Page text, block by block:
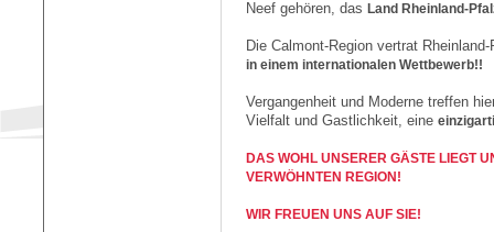
Neef gehören, das Land Rheinland-
Die Calmont-Region vertrat
in einem internationalen Wettbewerb!!
Vergangenheit und Moderne treffen
Vielfalt und Gastlichkeit, eine
DAS WOHL UNSERER GÄSTE LIEGT
VERWÖHNTEN REGION!
WIR FREUEN UNS AUF SIE!